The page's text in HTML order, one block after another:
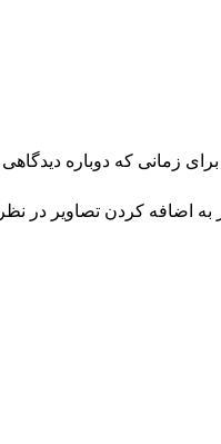
زمانی که دوباره
به اضافه کردن تصاویر در